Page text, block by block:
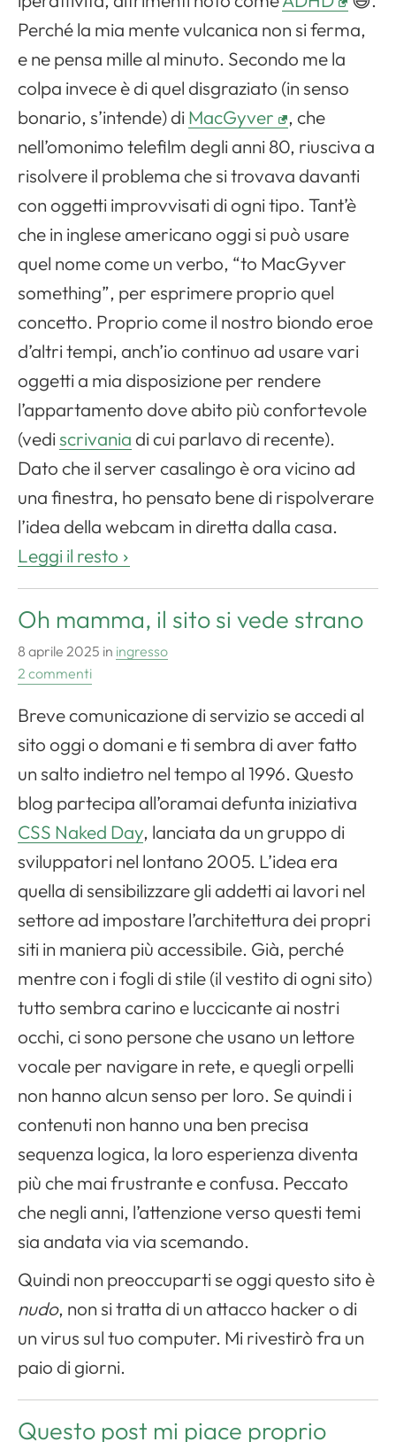
Perché la mia mente vulcanica non si ferma,
e ne pensa mille al minuto. Secondo me la
colpa invece è di quel disgraziato (in senso
bonario, s’intende) di MacGyver
, che
nell’omonimo telefilm degli anni 80, riusciva a
risolvere il problema che si trovava davanti
con oggetti improvvisati di ogni tipo. Tant’è
che in inglese americano oggi si può usare
quel nome come un verbo, “to MacGyver
something”, per esprimere proprio quel
concetto. Proprio come il nostro biondo eroe
d’altri tempi, anch’io continuo ad usare vari
oggetti a mia disposizione per rendere
l’appartamento dove abito più confortevole
(vediscrivania di cui parlavo di recente).
Dato che il server casalingo è ora vicino ad
una finestra, ho pensato bene di rispolverare
l’idea della webcam in diretta dalla casa.
Leggi il resto
Oh mamma, il sito si vede strano
8 aprile 2025 in ingresso
2 commenti
Breve comunicazione di servizio se accedi al
sito oggi o domani e ti sembra di aver fatto
un salto indietro nel tempo al 1996. Questo
blog partecipa all’oramai defunta iniziativa
CSS Naked Day, lanciata da un gruppo di
sviluppatori nel lontano 2005. L’idea era
quella di sensibilizzare gli addetti ai lavori nel
settore ad impostare l’architettura dei propri
siti in maniera più accessibile. Già, perché
mentre con i fogli di stile (il vestito di ogni sito)
tutto sembra carino e luccicante ai nostri
occhi, ci sono persone che usano un lettore
vocale per navigare in rete, e quegli orpelli
non hanno alcun senso per loro. Se quindi i
contenuti non hanno una ben precisa
sequenza logica, la loro esperienza diventa
più che mai frustrante e confusa. Peccato
che negli anni, l’attenzione verso questi temi
sia andata via via scemando.
Quindi non preoccuparti se oggi questo sito è
nudo, non si tratta di un attacco hacker o di
un virus sul tuo computer. Mi rivestirò fra un
paio di giorni.
Questo post mi piace proprio